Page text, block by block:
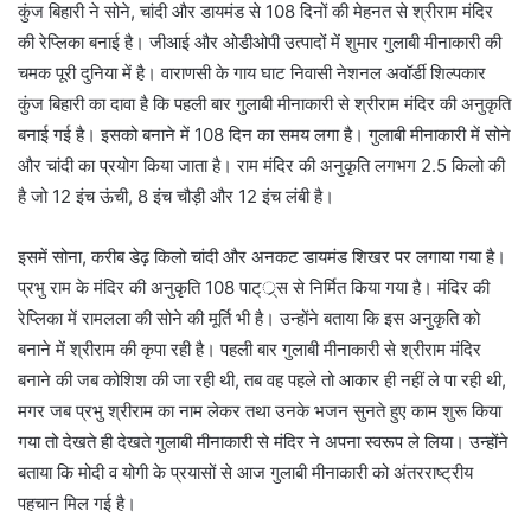
कुंज बिहारी ने सोने, चांदी और डायमंड से 108 दिनों की मेहनत से श्रीराम मंदिर
की रेप्लिका बनाई है। जीआई और ओडीओपी उत्पादों में शुमार गुलाबी मीनाकारी की
चमक पूरी दुनिया में है। वाराणसी के गाय घाट निवासी नेशनल अवॉर्डी शिल्पकार
कुंज बिहारी का दावा है कि पहली बार गुलाबी मीनाकारी से श्रीराम मंदिर की अनुकृति
बनाई गई है। इसको बनाने में 108 दिन का समय लगा है। गुलाबी मीनाकारी में सोने
और चांदी का प्रयोग किया जाता है। राम मंदिर की अनुकृति लगभग 2.5 किलो की
है जो 12 इंच ऊंची, 8 इंच चौड़ी और 12 इंच लंबी है।
इसमें सोना, करीब डेढ़ किलो चांदी और अनकट डायमंड शिखर पर लगाया गया है।
प्रभु राम के मंदिर की अनुकृति 108 पाट््र्स से निर्मित किया गया है। मंदिर की
रेप्लिका में रामलला की सोने की मूर्ति भी है। उन्होंने बताया कि इस अनुकृति को
बनाने में श्रीराम की कृपा रही है। पहली बार गुलाबी मीनाकारी से श्रीराम मंदिर
बनाने की जब कोशिश की जा रही थी, तब वह पहले तो आकार ही नहीं ले पा रही थी,
मगर जब प्रभु श्रीराम का नाम लेकर तथा उनके भजन सुनते हुए काम शुरू किया
गया तो देखते ही देखते गुलाबी मीनाकारी से मंदिर ने अपना स्वरूप ले लिया। उन्होंने
बताया कि मोदी व योगी के प्रयासों से आज गुलाबी मीनाकारी को अंतरराष्ट्रीय
पहचान मिल गई है।